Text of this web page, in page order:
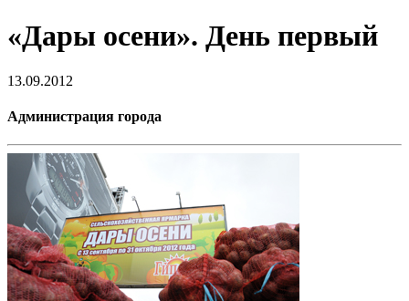
«Дары осени». День первый
13.09.2012
Администрация города